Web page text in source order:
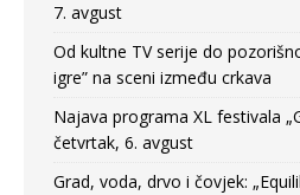
7. avgust
Od kultne TV serije do
igre” na sceni između crkava
Najava programa XL festivala
četvrtak, 6. avgust
Grad, voda, drvo i čovjek: